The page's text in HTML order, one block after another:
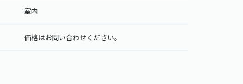
室内
価格はお問い合わせください。